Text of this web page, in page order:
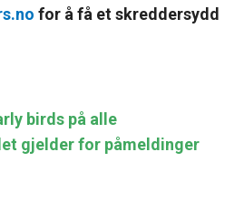
for å få et skreddersydd
birds på alle
gjelder for påmeldinger